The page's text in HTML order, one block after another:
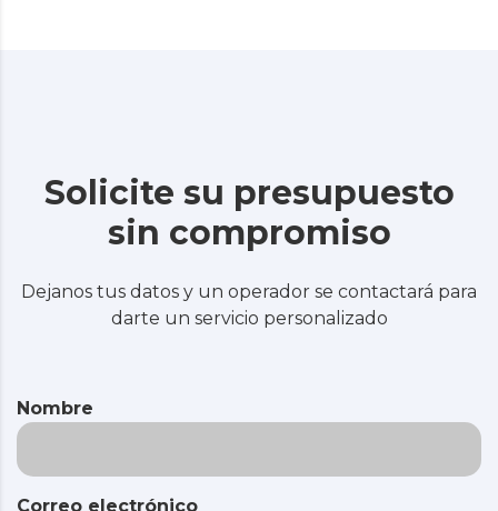
Solicite su presupuesto
sin compromiso
Dejanos tus datos y un operador se contactará para
darte un servicio personalizado
Nombre
Correo electrónico